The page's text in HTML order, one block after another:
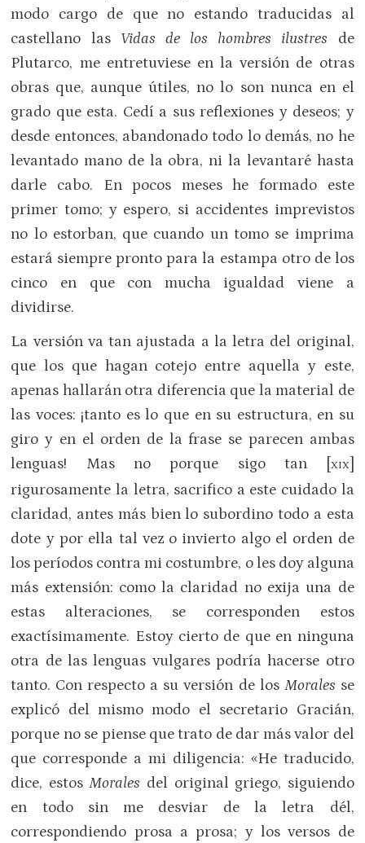
modo cargo de que no estando traducidas al
castellano las Vidas de los hombres ilustres de
Plutarco, me entretuviese en la versión de otras
obras que, aunque útiles, no lo son nunca en el
grado que esta. Ce­dí a sus reflexiones y deseos; y
desde en­tonces, abandonado todo lo demás, no he
levantado mano de la obra, ni la levantaré hasta
darle cabo. En pocos meses he for­mado este
primer tomo; y espero, si ac­cidentes imprevistos
no lo estorban, que cuando un tomo se imprima
estará siem­pre pronto para la estampa otro de los
cin­co en que con mucha igualdad viene a
dividirse.
La versión va tan ajustada a la letra del original,
que los que hagan cotejo en­tre aquella y este,
apenas hallarán otra diferencia que la material de
las voces: ¡tanto es lo que en su estructura, en su
gi­ro y en el orden de la frase se parecen ambas
lenguas! Mas no porque sigo tan [
XIX
rigurosamente la letra, sacrifico a este cuidado la
claridad, antes más bien lo subor­dino todo a esta
dote y por ella tal vez o invierto algo el orden de
los períodos contra mi costumbre, o les doy alguna
más extensión: como la claridad no exija una de
estas alteraciones, se correspon­den estos
exactísimamente. Estoy cierto de que en ninguna
otra de las lenguas vul­gares podría hacerse otro
tanto. Con res­pecto a su versión de los Morales se
expli­có del mismo modo el secretario Gracián,
porque no se piense que trato de dar más valor del
que corresponde a mi diligencia: «He traducido,
dice, estosMorales del original griego, siguiendo
en todo sin me desviar de la letra dél,
correspondiendo prosa a prosa; y los ver­sos de